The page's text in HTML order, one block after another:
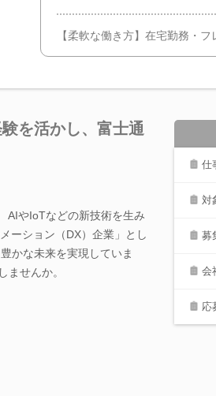
【柔軟な働き方】在宅勤務・
を活かし、富士通
AIやIoTなどの新技術を生み
ーション（DX）企業」とし
かな未来を実現していま
ませんか。
仕
対
募
会
応